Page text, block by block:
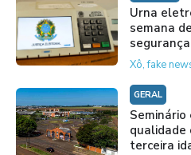
Urna
semana
Xô, fake
GERAL
Seminário
qualidade
terceira